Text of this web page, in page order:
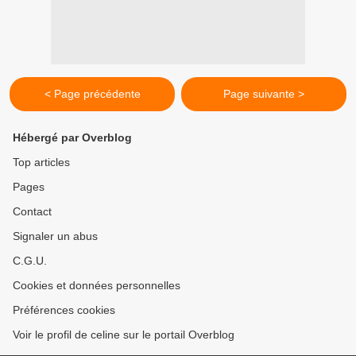
< Page précédente Page suivante >
Hébergé par Overblog
Top articles
Pages
Contact
Signaler un abus
C.G.U.
Cookies et données personnelles
Préférences cookies
Voir le profil de celine sur le portail Overblog